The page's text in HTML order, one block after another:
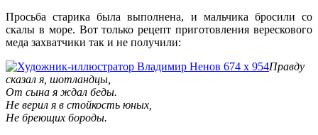
Просьба старика была выполнена, и мальчика бросили со
скалы в море. Вот только рецепт приготовления верескового
меда захватчики так и не получили:
Правду
сказал я, шотландцы,
От сына я ждал беды.
Не верил я в стойкость юных,
Не бреющих бороды.